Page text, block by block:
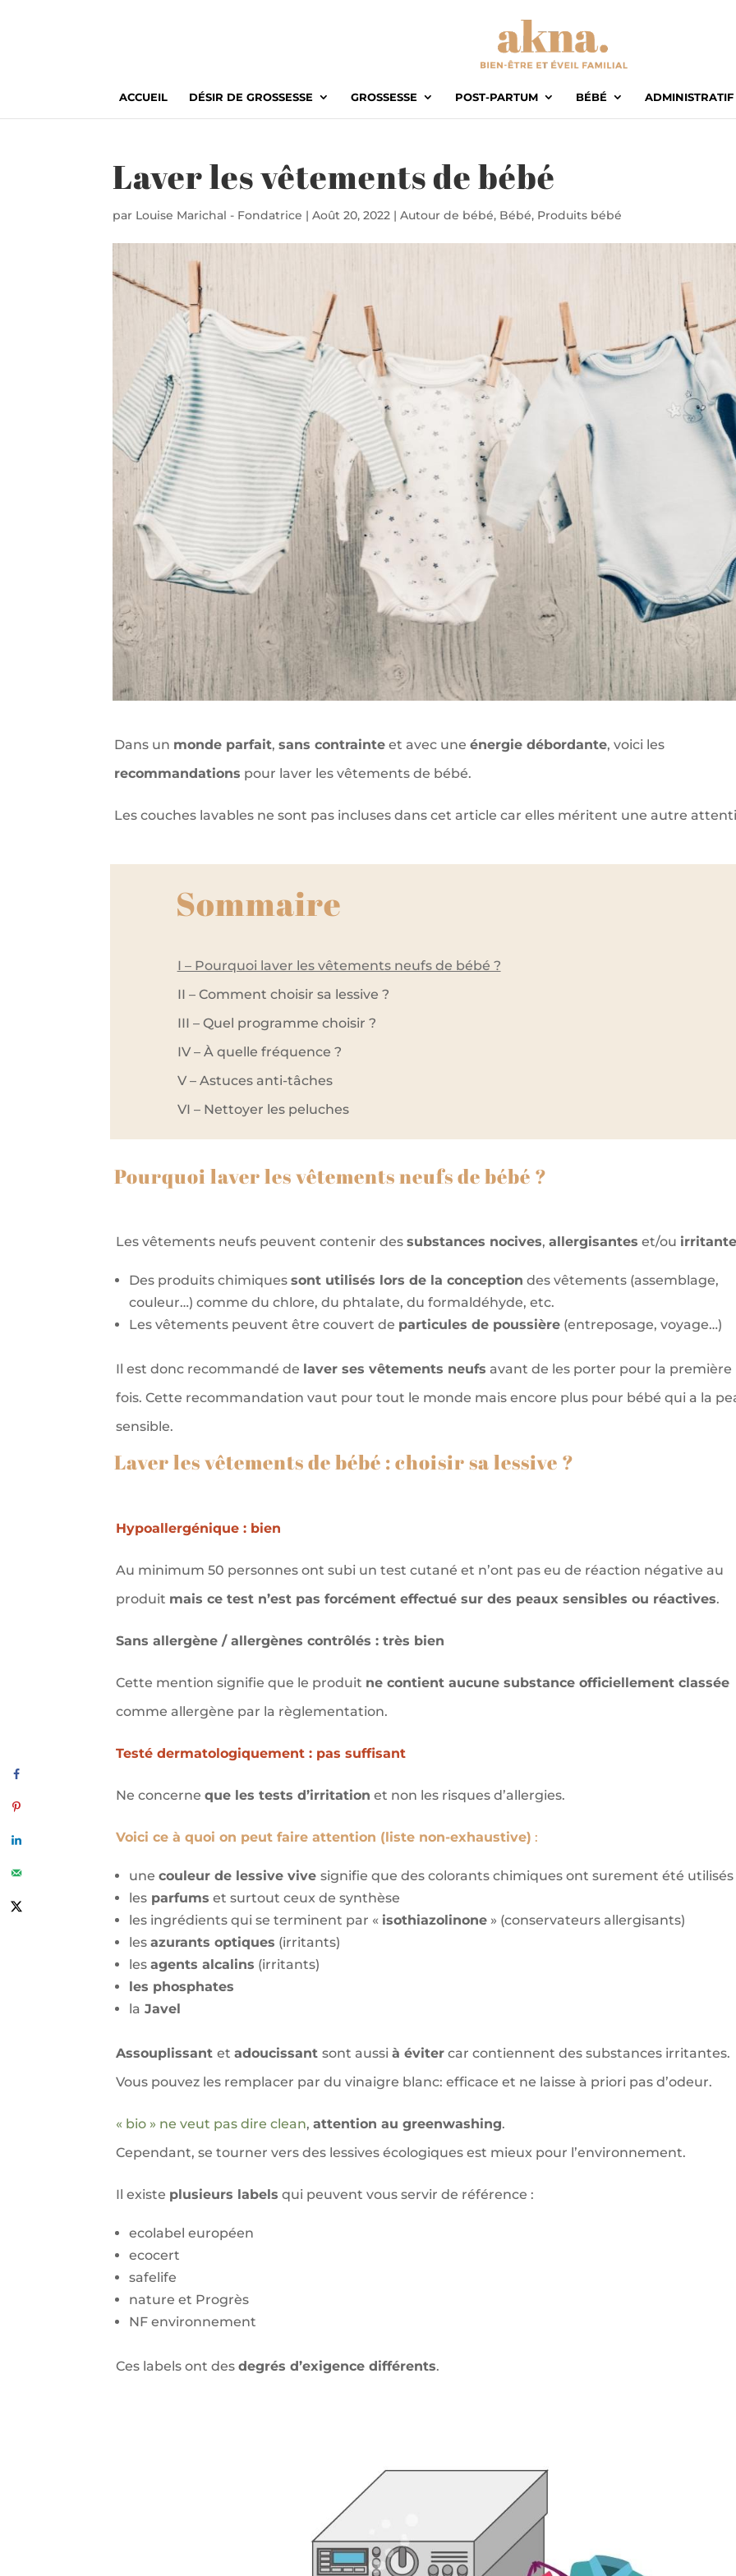
ACCUEIL DÉSIR DE GROSSESSE GROSSESSE POST-PARTUM BÉBÉ ADMINISTRATIF
Laver les vêtements de bébé
par Louise Marichal - Fondatrice |Août 20, 2022 |Autour de bébé, Bébé, Produits bébé
Dans un monde parfait,sans contrainte et avec uneénergie débordante, voici les
recommandations pour laver les vêtements de bébé.
Les couches lavables ne sont pas incluses dans cet article car elles méritent une autre
Sommaire
I – Pourquoi laver les vêtements neufs de bébé ?
II – Comment choisir sa lessive ?
III – Quel programme choisir ?
IV – À quelle fréquence ?
V – Astuces anti-tâches
VI – Nettoyer les peluches
Pourquoi laver les vêtements neufs de bébé ?
Les vêtements neufs peuvent contenir des substances nocives, allergisantes et/ou
Des produits chimiques sont utilisés lors de la conception des vêtements (assemblage,
couleur…) comme du chlore, du phtalate, du formaldéhyde, etc.
Les vêtements peuvent être couvert de particules de poussière (entreposage, voyage…)
Il est donc recommandé de laver ses vêtements neufs avant de les porter pour la première
fois. Cette recommandation vaut pour tout le monde mais encore plus pour bébé qui a la
sensible.
Laver les vêtements de bébé : choisir sa lessive ?
Hypoallergénique : bien
Au minimum 50 personnes ont subi un test cutané et n’ont pas eu de réaction négative au
produit mais ce test n’est pas forcément effectué sur des peaux sensibles ou réactives.
Sans allergène / allergènes contrôlés : très bien
Cette mention signifie que le produit ne contient aucune substance officiellement classée
comme allergène par la règlementation.
Testé dermatologiquement : pas suffisant
Ne concerneque les tests d’irritation et non les risques d’allergies.
Voici ce à quoi on peut faire attention (liste non-exhaustive) :
une couleur de lessive vive signifie que des colorants chimiques ont surement été utilisés
les parfums et surtout ceux de synthèse
les ingrédients qui se terminent par « isothiazolinone » (conservateurs allergisants)
les azurants optiques (irritants)
les agents alcalins (irritants)
les phosphates
la Javel
Assouplissant et adoucissant sont aussi à éviter car contiennent des substances irritantes.
Vous pouvez les remplacer par du vinaigre blanc: efficace et ne laisse à priori pas d’odeur.
« bio » ne veut pas dire clean, attention au greenwashing.
Cependant, se tourner vers des lessives écologiques est mieux pour l’environnement.
Il existe plusieurs labels qui peuvent vous servir de référence :
ecolabel européen
ecocert
safelife
nature et Progrès
NF environnement
Ces labels ont desdegrés d’exigence différents.